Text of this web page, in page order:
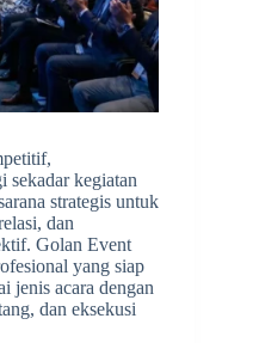
sekadar kegiatan
strategis untuk
dan
Golan Event
yang siap
jenis acara dengan
dan eksekusi